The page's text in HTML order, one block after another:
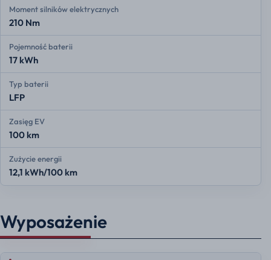
Moment silników elektrycznych
210 Nm
Pojemność baterii
17 kWh
Typ baterii
LFP
Zasięg EV
100 km
Zużycie energii
12,1 kWh/100 km
Wyposażenie